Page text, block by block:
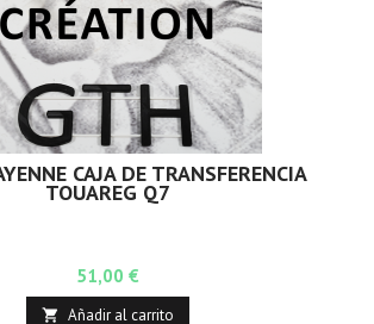
CAJA DE TRANSFERENCIA
TOUAREG Q7
Precio
51,00 €
 Añadir al carrito